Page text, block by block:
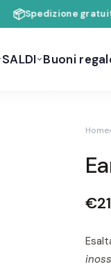
Spedizione gratuita
SALDI Buoni
Home›